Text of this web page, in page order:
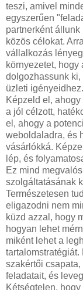
teszi, amivel
egyszerűen
partnerként
közös célokat.
vállalkozás
környezetet,
dolgozhassunk
üzleti igényeidhez.
Képzeld el,
a jól célzott,
el, ahogy a
weboldaladra, és
vásárlókká.
lép, és
Ez mind
szolgáltatásának
Természetesen
eligazodni nem
küzd azzal, hogy
hogyan lehet
miként lehet a
szakértői
feladatait, és
Kétségtelen,